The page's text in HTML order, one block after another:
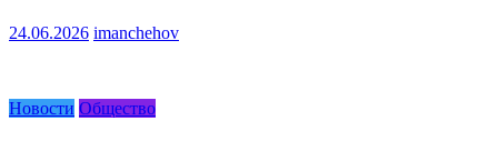
24.06.2026 imanchehov
Новости Общество